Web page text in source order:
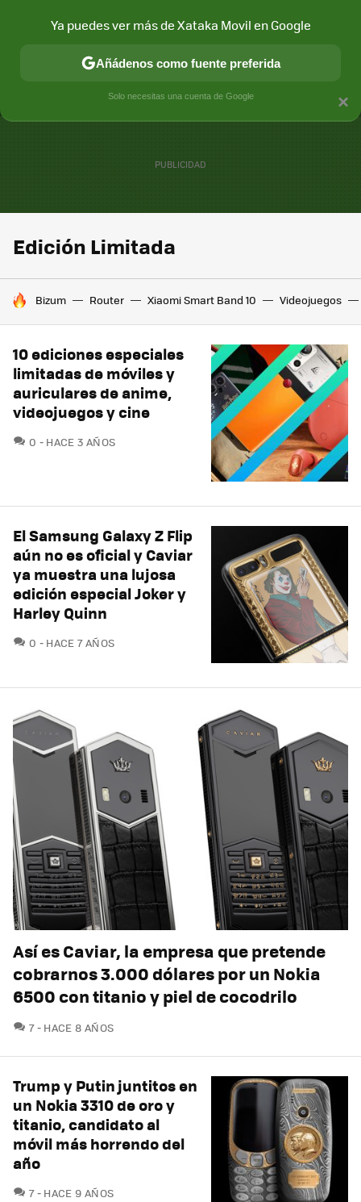
MÓVIL Y SOCIEDAD APLICACIONES
Edición Limitada
HOY SE HABLA DE
Bizum Router Xiaomi Smart Band 10 Videojuegos
10 ediciones especiales
limitadas de móviles y
auriculares de anime,
videojuegos y cine
0 COMENTARIOS
HACE 3 AÑOS
El Samsung Galaxy Z Flip
aún no es oficial y Caviar
ya muestra una lujosa
edición especial Joker y
Harley Quinn
0 COMENTARIOS
HACE 7 AÑOS
Así es Caviar, la empresa que pretende
cobrarnos 3.000 dólares por un Nokia
6500 con titanio y piel de cocodrilo
7COMENTARIOS
HACE 8 AÑOS
Trump y Putin juntitos en
un Nokia 3310 de oro y
titanio, candidato al
móvil más horrendo del
año
7COMENTARIOS
HACE 9 AÑOS
×
Ya puedes ver más de Xataka Movil en Google
Añádenos como fuente preferida
Solo necesitas una cuenta de Google